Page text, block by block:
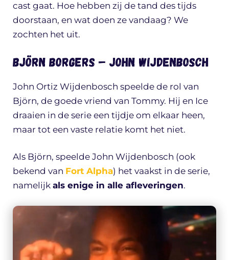
cast gaat. Hoe hebben zij de tand des tijds
doorstaan, en wat doen ze vandaag? We
zochten het uit.
Björn Borgers – John Wijdenbosch
John Ortiz Wijdenbosch speelde de rol van
Björn, de goede vriend van Tommy. Hij en Ice
draaien in de serie een tijdje om elkaar heen,
maar tot een vaste relatie komt het niet.
Als Björn, speelde John Wijdenbosch (ook
bekend van Fort Alpha) het vaakst in de serie,
namelijk als enige in alle afleveringen.